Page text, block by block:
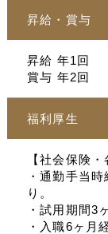
昇給・賞与
昇給 年1回
賞与 年2回
福利厚生
【社会保険
・通勤手当
り。
・試用期間3
・入職6ヶ月